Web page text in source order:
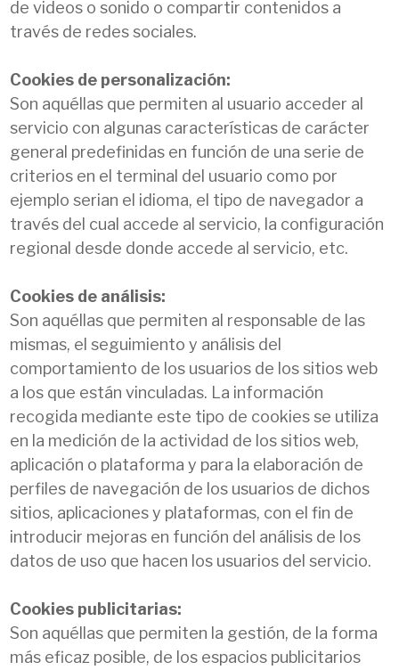
de videos o sonido o compartir contenidos a
través de redes sociales.
Cookies de personalización:
Son aquéllas que permiten al usuario acceder al
servicio con algunas características de carácter
general predefinidas en función de una serie de
criterios en el terminal del usuario como por
ejemplo serian el idioma, el tipo de navegador a
través del cual accede al servicio, la configuración
regional desde donde accede al servicio, etc.
Cookies de análisis:
Son aquéllas que permiten al responsable de las
mismas, el seguimiento y análisis del
comportamiento de los usuarios de los sitios web
a los que están vinculadas. La información
recogida mediante este tipo de cookies se utiliza
en la medición de la actividad de los sitios web,
aplicación o plataforma y para la elaboración de
perfiles de navegación de los usuarios de dichos
sitios, aplicaciones y plataformas, con el fin de
introducir mejoras en función del análisis de los
datos de uso que hacen los usuarios del servicio.
Cookies publicitarias:
Son aquéllas que permiten la gestión, de la forma
más eficaz posible, de los espacios publicitarios